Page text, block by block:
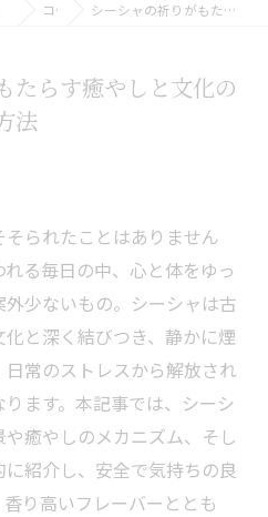
コラム シーシャの祈りがもたらす癒やしと文化の奥深さを体感する方法
たらす癒やしと文化の
法
られたことはありません
る毎日の中、心と体をゆっ
少ないもの。シーシャは古
と深く結びつき、静かに煙
常のストレスから解放され
ます。本記事では、シーシ
癒やしのメカニズム、そし
紹介し、安全で気持ちの良
り高いフレーバーととも